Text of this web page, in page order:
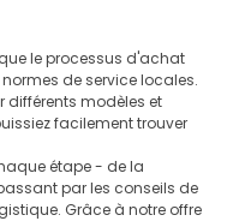
le processus d'achat
de service locales.
différents modèles et
facilement trouver
étape - de la
par les conseils de
Grâce à notre offre